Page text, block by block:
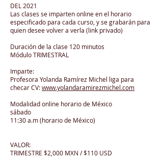
DEL 2021
Las clases se imparten online en el horario
especificado para cada curso, y se grabarán para
quien desee volver a verla (link privado)
Duración de la clase 120 minutos
Módulo TRIMESTRAL
Imparte:
Profesora Yolanda Ramírez Michel liga para
checar CV:www.yolandaramirezmichel.com
Modalidad online horario de México
sábado
11:30 a.m (horario de México)
VALOR:
TRIMESTRE $2,000 MXN / $110 USD